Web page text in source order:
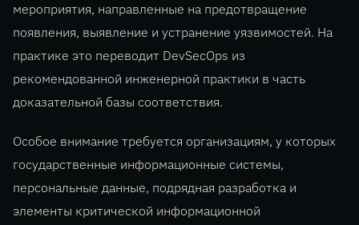
мероприятия, направленные на предотвращение
появления, выявление и устранение уязвимостей. На
практике это переводит DevSecOps из
рекомендованной инженерной практики в часть
доказательной базы соответствия.
Особое внимание требуется организациям, у которых
государственные информационные системы,
персональные данные, подрядная разработка и
элементы критической информационной